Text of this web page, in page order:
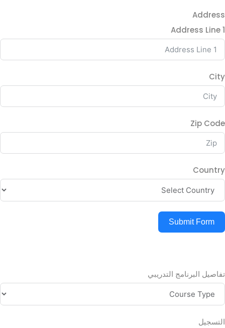
Address
Address Line 1
City
Zip Code
Country
Submit Form
تفاصيل البرنامج التدريبي
التسجيل